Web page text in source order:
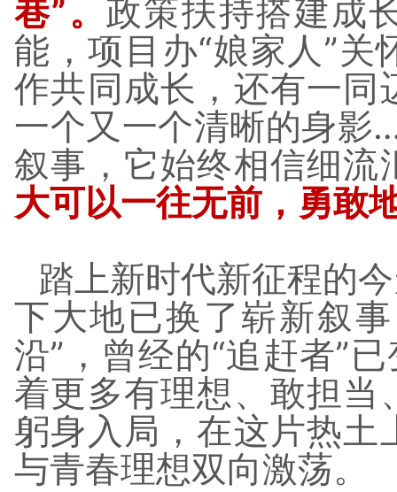
巷”。 政策扶持搭建成
能，项目办“娘家人”
作共同成长，还有一同
一个又一个清晰的身影
叙事，它始终相信细流
大可以一往无前，勇敢
踏上新时代新征程的
下大地已换了崭新叙
沿”，曾经的“追赶者”
着更多有理想、敢担当
躬身入局，在这片热土
与青春理想双向激荡。